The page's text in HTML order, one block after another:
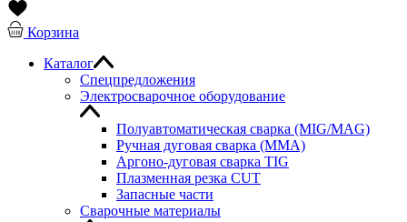
Корзина
Каталог
Спецпредложения
Электросварочное оборудование
Полуавтоматическая сварка (MIG/MAG)
Ручная дуговая сварка (MMA)
Аргоно-дуговая сварка TIG
Плазменная резка CUT
Запасные части
Сварочные материалы